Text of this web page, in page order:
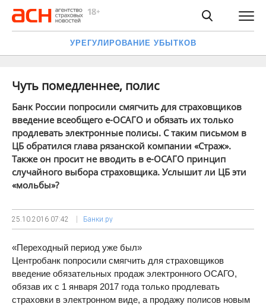
УРЕГУЛИРОВАНИЕ УБЫТКОВ
Чуть помедленнее, полис
Банк России попросили смягчить для страховщиков
введение всеобщего е-ОСАГО и обязать их только
продлевать электронные полисы. С таким письмом в
ЦБ обратился глава рязанской компании «Страж».
Также он просит не вводить в е-ОСАГО принцип
случайного выбора страховщика. Услышит ли ЦБ эти
«мольбы»?
25.10.2016 07:42 Банки.ру
«Переходный период уже был»
Центробанк попросили смягчить для страховщиков
введение обязательных продаж электронного ОСАГО,
обязав их с 1 января 2017 года только продлевать
страховки в электронном виде, а продажу полисов новым